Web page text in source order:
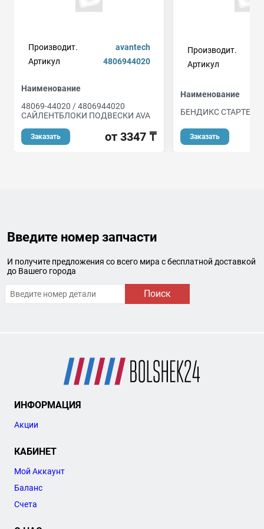
Производит.
avantech
Артикул
4806944020
Наименование
48069-44020 / 4806944020
САЙЛЕНТБЛОКИ ПОДВЕСКИ AVA
Заказать от 3347 ₸
Производит.
Артикул
Наименование
БЕНДИКС СТАРТЕРА
Заказать
Введите номер запчасти
И получите предложения со всего мира с бесплатной доставкой
до Вашего города
Поиск
ИНФОРМАЦИЯ
Акции
КАБИНЕТ
Мой Аккаунт
Баланс
Счета